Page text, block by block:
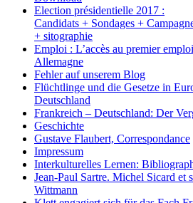
Election présidentielle 2017 :
Candidats + Sondages +
+ sitographie
Emploi : L’accès au premier
Allemagne
Fehler auf unserem Blog
Flüchtlinge und die Gesetze in
Deutschland
Frankreich – Deutschland: Der
Geschichte
Gustave Flaubert, Correspondance
Impressum
Interkulturelles Lernen:
Jean-Paul Sartre. Michel Sicard et
Wittmann